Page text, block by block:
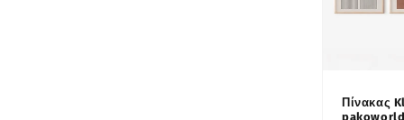
Πίνακας